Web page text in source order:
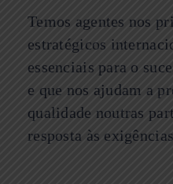
Temos agentes nos
estratégicos
essenciais para o
e que nos ajudam a
qualidade noutras
resposta às